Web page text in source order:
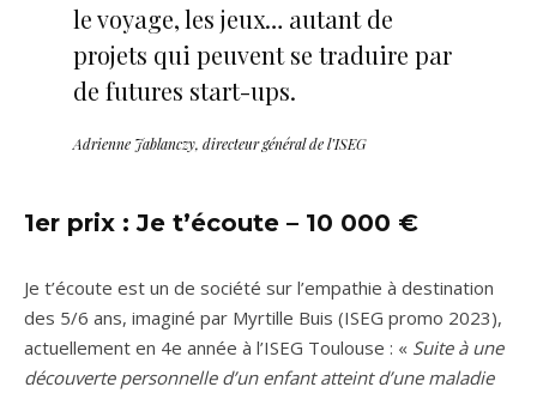
le voyage, les jeux… autant de
projets qui peuvent se traduire par
de futures start-ups.
Adrienne Jablanczy, directeur général de l’ISEG
1er prix : Je t’écoute – 10 000 €
Je t’écoute est un de société sur l’empathie à destination
des 5/6 ans, imaginé par Myrtille Buis (ISEG promo 2023),
actuellement en 4e année à l’ISEG Toulouse : « Suite à une
découverte personnelle d’un enfant atteint d’une maladie